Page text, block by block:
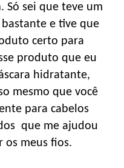
Só sei que teve um
e tive que
certo para
produto que eu
hidratante,
mesmo que você
para cabelos
que me ajudou
os meus fios.